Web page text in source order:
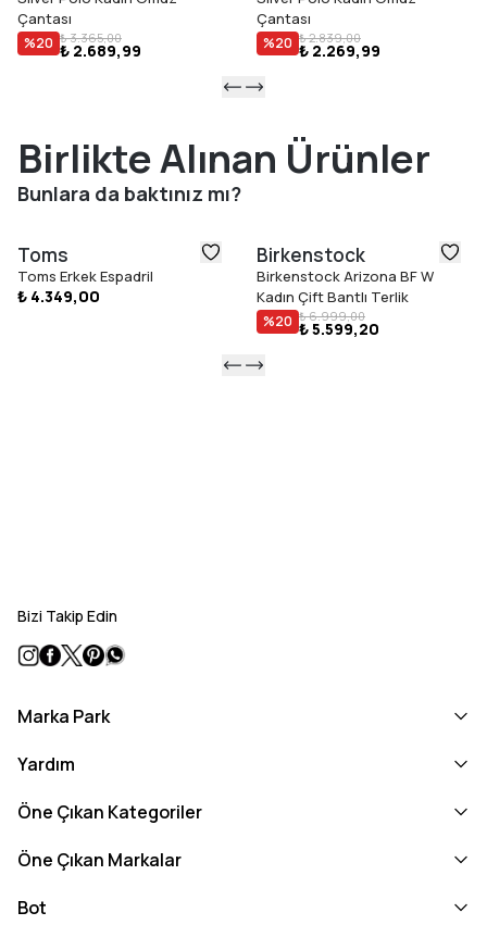
Çantası
%20 ₺ 3.365,00
₺ 2.689,99
Çantası
%20 ₺ 2.839,00
₺ 2.269,99
Birlikte Alınan Ürünler
Bunlara da baktınız mı?
Toms
Toms Erkek Espadril
₺ 4.349,00
Birkenstock
Birkenstock Arizona BF W
Kadın Çift Bantlı Terlik
%20 ₺ 6.999,00
₺ 5.599,20
Bizi Takip Edin
Marka Park
Yardım
Öne Çıkan Kategoriler
Öne Çıkan Markalar
Bot